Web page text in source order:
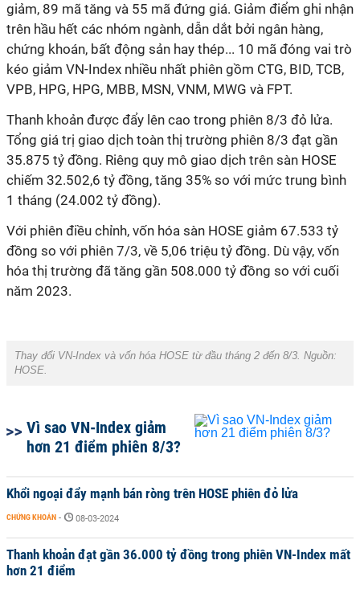
giảm, 89 mã tăng và 55 mã đứng giá. Giảm điểm ghi nhận
trên hầu hết các nhóm ngành, dẫn dắt bởi ngân hàng,
chứng khoán, bất động sản hay thép... 10 mã đóng vai trò
kéo giảm VN-Index nhiều nhất phiên gồm CTG, BID, TCB,
VPB, HPG, HPG, MBB, MSN, VNM, MWG và FPT.
Thanh khoản được đẩy lên cao trong phiên 8/3 đỏ lửa.
Tổng giá trị giao dịch toàn thị trường phiên 8/3 đạt gần
35.875 tỷ đồng. Riêng quy mô giao dịch trên sàn HOSE
chiếm 32.502,6 tỷ đồng, tăng 35% so với mức trung bình
1 tháng (24.002 tỷ đồng).
Với phiên điều chỉnh, vốn hóa sàn HOSE giảm 67.533 tỷ
đồng so với phiên 7/3, về 5,06 triệu tỷ đồng. Dù vậy, vốn
hóa thị trường đã tăng gần 508.000 tỷ đồng so với cuối
năm 2023.
Thay đổi VN-Index và vốn hóa HOSE từ đầu tháng 2 đến 8/3. Nguồn:
HOSE.
Vì sao VN-Index giảm
hơn 21 điểm phiên 8/3?
Khổi ngoại đẩy mạnh bán ròng trên HOSE phiên đỏ lửa
CHỨNG KHOÁN - 08-03-2024
Thanh khoản đạt gần 36.000 tỷ đồng trong phiên VN-Index mất
hơn 21 điểm